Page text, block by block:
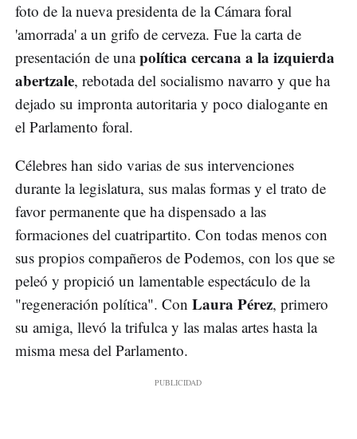
foto de la nueva presidenta de la Cámara foral
'amorrada' a un grifo de cerveza. Fue la carta de
presentación de unapolítica cercana a la izquierda
abertzale, rebotada del socialismo navarro y que ha
dejado su impronta autoritaria y poco dialogante en
el Parlamento foral.
Célebres han sido varias de sus intervenciones
durante la legislatura, sus malas formas y el trato de
favor permanente que ha dispensado a las
formaciones del cuatripartito. Con todas menos con
sus propios compañeros de Podemos, con los que se
peleó y propició un lamentable espectáculo de la
"regeneración política". Con Laura Pérez, primero
su amiga, llevó la trifulca y las malas artes hasta la
misma mesa del Parlamento.